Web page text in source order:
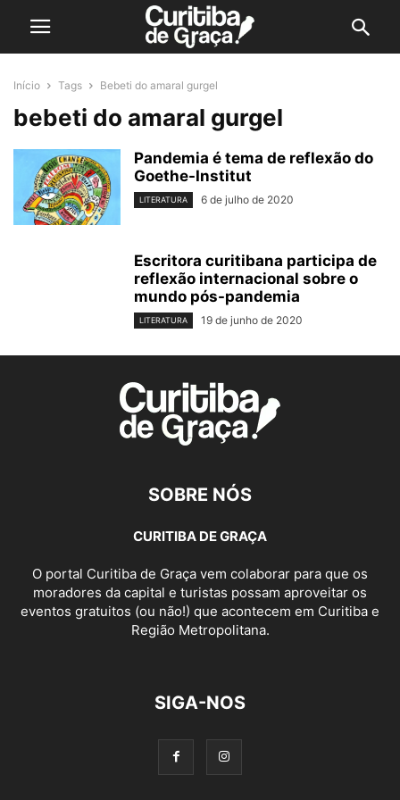
Início Tags Bebeti do amaral gurgel
bebeti do amaral gurgel
Pandemia é tema de reflexão do
Goethe-Institut
LITERATURA 6 de julho de 2020
Escritora curitibana participa de
reflexão internacional sobre o
mundo pós-pandemia
LITERATURA 19 de junho de 2020
SOBRE NÓS
CURITIBA DE GRAÇA
O portal Curitiba de Graça vem colaborar para que os
moradores da capital e turistas possam aproveitar os
eventos gratuitos (ou não!) que acontecem em Curitiba e
Região Metropolitana.
SIGA-NOS